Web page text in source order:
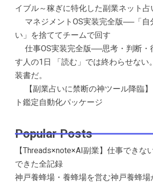
イブル～稼ぎに特化した副業ネット占
マネジメントOS実装完全版──「自
い」を捨ててチームで回す
仕事OS実装完全版──思考・判断・
す人の1日 「読む」では終わらせない
装書だ。
【副業占いに禁断の神ツール降臨
ト鑑定自動化パッケージ
Popular Posts
【Threads×note×AI副業】仕事できな
できた全記録
神戸養蜂場・養蜂場を営む神戸養蜂